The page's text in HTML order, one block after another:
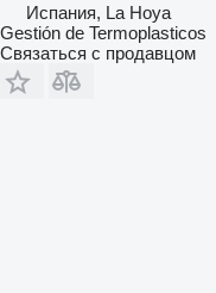
Испания, La Hoya
Gestión de Termoplasticos
Связаться с продавцом